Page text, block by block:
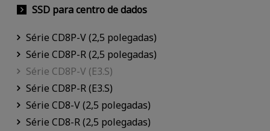
SSD para centro de dados
Série CD8P-V (2,5 polegadas)
Série CD8P-R (2,5 polegadas)
Série CD8P-V (E3.S)
Série CD8P-R (E3.S)
Série CD8-V (2,5 polegadas)
Série CD8-R (2,5 polegadas)